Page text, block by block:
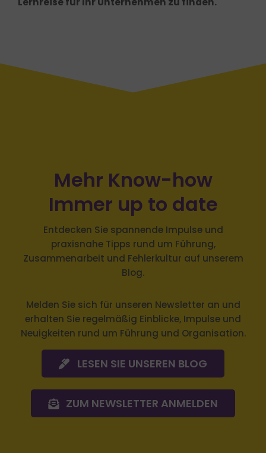
Mehr Know-how
Immer up to date
Entdecken Sie spannende Impulse und
praxisnahe Tipps rund um Führung,
Zusammenarbeit und Fehlerkultur auf unserem
Blog.
Melden Sie sich für unseren Newsletter an und
erhalten Sie regelmäßig Einblicke, Impulse und
Neuigkeiten rund um Führung und Organisation.
LESEN SIE UNSEREN BLOG
ZUM NEWSLETTER ANMELDEN